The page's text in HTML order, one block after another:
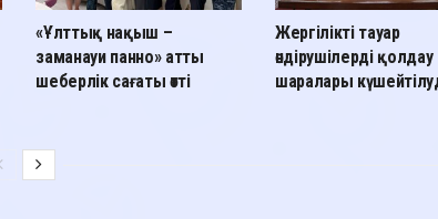
«Ұлттық нақыш –
заманауи панно» атты
шеберлік сағаты өтті
Жергілікті тауар
өндірушілерді қолдау
шаралары